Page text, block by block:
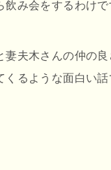
み会をするわけで
妻夫木さんの仲の
るような面白い話